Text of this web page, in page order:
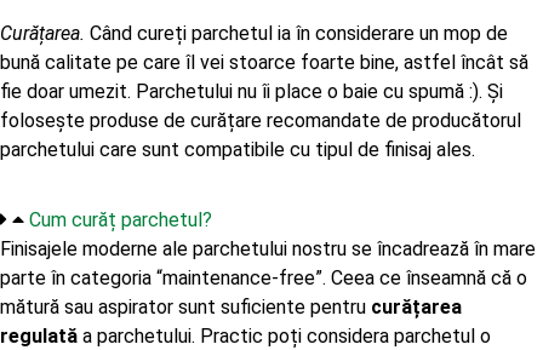
Curățarea. Când cureți parchetul ia în considerare un mop de
bună calitate pe care îl vei stoarce foarte bine, astfel încât să
fie doar umezit. Parchetului nu îi place o baie cu spumă :). Și
folosește produse de curățare recomandate de producătorul
parchetului care sunt compatibile cu tipul de finisaj ales.
Cum curăț parchetul?
Finisajele moderne ale parchetului nostru se încadrează în mare
parte în categoria “maintenance-free”. Ceea ce înseamnă că o
mătură sau aspirator sunt suficiente pentru curățarea
regulată a parchetului. Practic poți considera parchetul o